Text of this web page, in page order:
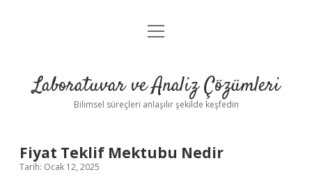
Anasayfa
Yasal Uyarı
menüyü
Laboratuvar ve Analiz Çözümleri
Bilimsel süreçleri anlaşılır şekilde keşfedin
Fiyat Teklif Mektubu Nedir
Tarih: Ocak 12, 2025